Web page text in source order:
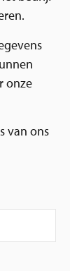
onze
van ons